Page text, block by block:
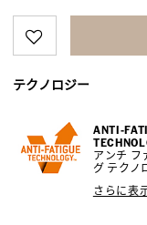
テクノロジー
ANTI-
アンチ フ
グ テクノ
さらに表